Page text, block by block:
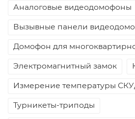
Аналоговые видеодомофоны
Вызывные панели
Домофон для
Электромагнитный замок
Измерение температуры
Турникеты-триподы